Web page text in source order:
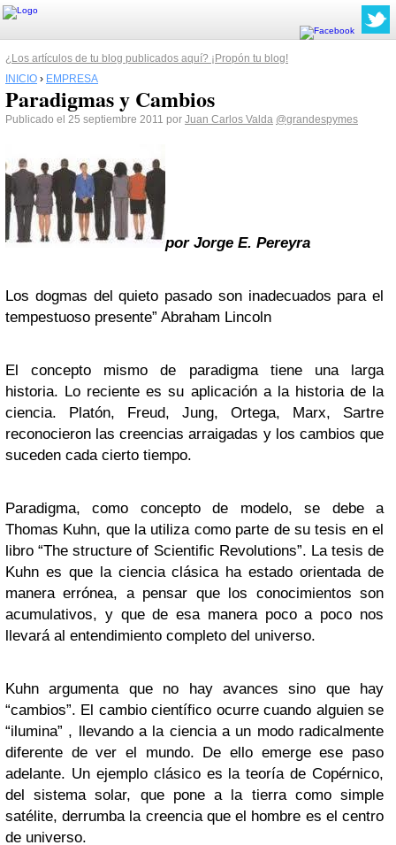
¿Los artículos de tu blog publicados aquí? ¡Propón tu blog!
INICIO › EMPRESA
Paradigmas y Cambios
Publicado el 25 septiembre 2011 por Juan Carlos Valda @grandespymes
por Jorge E. Pereyra
Los dogmas del quieto pasado son inadecuados para el
tempestuoso presente” Abraham Lincoln
El concepto mismo de paradigma tiene una larga
historia. Lo reciente es su aplicación a la historia de la
ciencia. Platón, Freud, Jung, Ortega, Marx, Sartre
reconocieron las creencias arraigadas y los cambios que
suceden cada cierto tiempo.
Paradigma, como concepto de modelo, se debe a
Thomas Kuhn, que la utiliza como parte de su tesis en el
libro “The structure of Scientific Revolutions”. La tesis de
Kuhn es que la ciencia clásica ha estado orientada de
manera errónea, a pensar que los conocimientos son
acumulativos, y que de esa manera poco a poco nos
llevará al entendimiento completo del universo.
Kuhn argumenta que no hay avances sino que hay
“cambios”. El cambio científico ocurre cuando alguien se
“ilumina” , llevando a la ciencia a un modo radicalmente
diferente de ver el mundo. De ello emerge ese paso
adelante. Un ejemplo clásico es la teoría de Copérnico,
del sistema solar, que pone a la tierra como simple
satélite, derrumba la creencia que el hombre es el centro
de universo.